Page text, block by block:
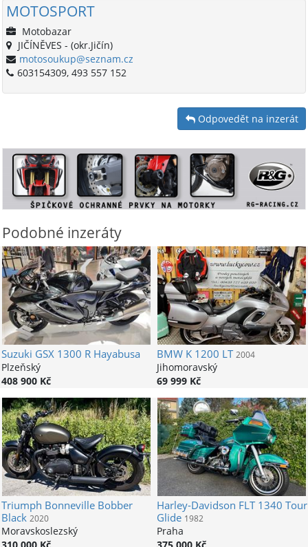
MOTOSPORT
Motobazar
JIČÍNĚVES - (okr.Jičín)
motosoukup@seznam.cz
603154309, 493 557 152
Odpovedět na inzerát
Podobné inzeráty
Suzuki GSX 1300 R Hayabusa
Plzeňský
408 900 Kč
BMWK 1200 LT 2004
Jihomoravský
69 999 Kč
Triumph Bonneville Bobber
Black 2020
Moravskoslezský
Harley-Davidson FLT 1340 Tour
Glide 1982
Praha